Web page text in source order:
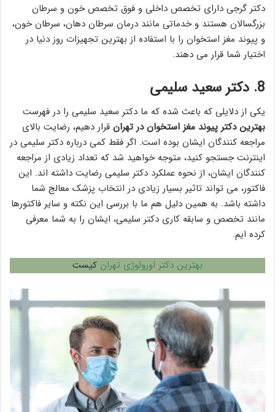
دکتر گرجی دارای تخصص داخلی و فوق تخصص خون و سرطان
بزرگسالان هستند و خدماتی مانند درمان سرطان دهان، سرطان خون،
و پیوند مغز استخوان را با استفاده از بهترین تجهیزات روز دنیا در
اختیار شما قرار می دهند.
8. دکتر سعید سلیمی
یکی از دلایلی که باعث شده که ما دکتر سعید سلیمی را در فهرست
بهترین دکتر پیوند مغز استخوان در تهران قرار دهیم، رضایت بالای
مراجعه کنندگان ایشان بوده است. اگر فقط کمی درباره دکتر سلیمی در
اینترنت جستجو کنید، متوجه خواهید شد که تعداد زیادی از مراجعه
کنندگان ایشان، از نحوه عملکرد دکتر سلیمی رضایت داشته اند. این
فاکتور، می تواند تاثیر بسیار زیادی در انتخاب پزشک معالج شما
داشته باشد. به همین دلیل هم ما با بررسی این نکته و سایر فاکتورها
مانند تخصص و سابقه کاری دکتر سلیمی، ایشان را به شما معرفی
کرده ایم.
بهترین دکتر اورولوژی تهران کیست